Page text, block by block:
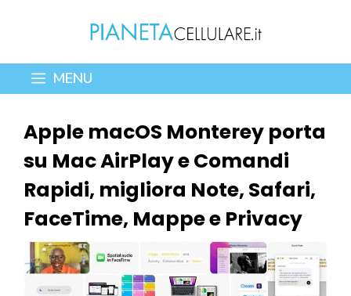
contenuto
MENU
Apple macOS Monterey porta
su Mac AirPlay e Comandi
Rapidi, migliora Note, Safari,
FaceTime, Mappe e Privacy